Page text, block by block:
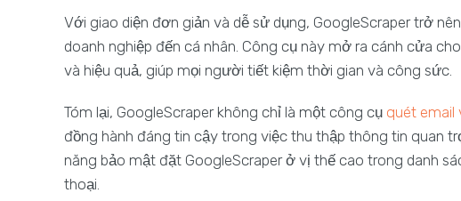
Với giao diện đơn giản và dễ sử dụng, GoogleScraper trở
doanh nghiệp đến cá nhân. Công cụ này mở ra cánh cửa
và hiệu quả, giúp mọi người tiết kiệm thời gian và công sức.
Tóm lại, GoogleScraper không chỉ là một công cụ quét email
đồng hành đáng tin cậy trong việc thu thập thông tin quan
năng bảo mật đặt GoogleScraper ở vị thế cao trong danh
thoại.